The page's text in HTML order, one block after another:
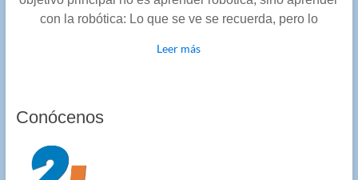
con la robótica: Lo que se ve se recuerda, pero lo
Leer más
Conócenos